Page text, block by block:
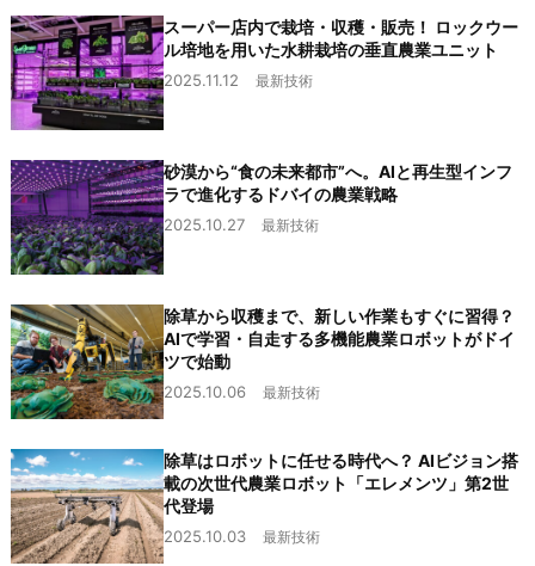
スーパー店内で栽培・収穫・販売！ ロックウー
ル培地を用いた水耕栽培の垂直農業ユニット
2025.11.12 最新技術
砂漠から“食の未来都市”へ。AIと再生型インフ
ラで進化するドバイの農業戦略
2025.10.27 最新技術
除草から収穫まで、新しい作業もすぐに習得？
AIで学習・自走する多機能農業ロボットがドイ
ツで始動
2025.10.06 最新技術
除草はロボットに任せる時代へ？ AIビジョン搭
載の次世代農業ロボット「エレメンツ」第2世
代登場
2025.10.03 最新技術